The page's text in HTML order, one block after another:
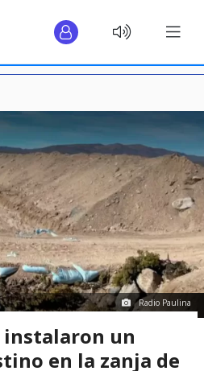
Radio Paulina
instalaron un
en la zanja de